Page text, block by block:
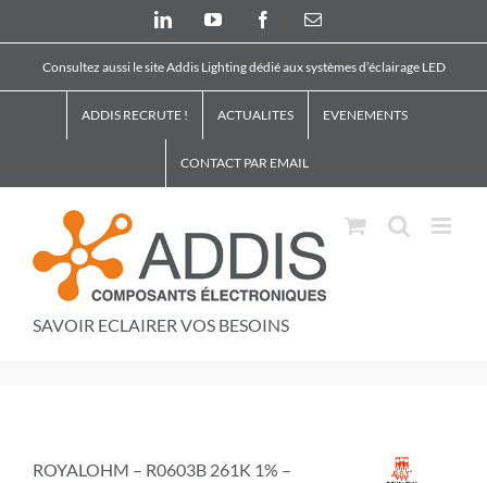
LinkedInYouTube FacebookEmail
Consultez aussi le site Addis Lighting dédié aux systèmes d’éclairage LED
ADDIS RECRUTE ! ACTUALITES EVENEMENTS
CONTACT PAR EMAIL
SAVOIR ECLAIRER VOS BESOINS
ROYALOHM – R0603B 261K 1% –